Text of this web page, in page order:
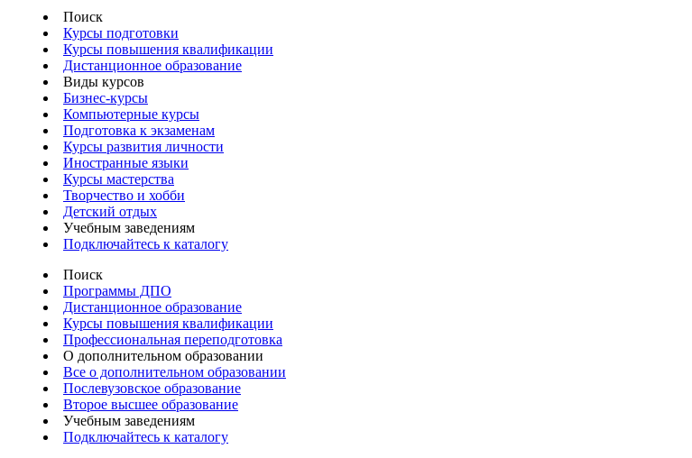
Поиск
Курсы подготовки
Курсы повышения квалификации
Дистанционное образование
Виды курсов
Бизнес-курсы
Компьютерные курсы
Подготовка к экзаменам
Курсы развития личности
Иностранные языки
Курсы мастерства
Творчество и хобби
Детский отдых
Учебным заведениям
Подключайтесь к каталогу
Поиск
Программы ДПО
Дистанционное образование
Курсы повышения квалификации
Профессиональная переподготовка
О дополнительном образовании
Все о дополнительном образовании
Послевузовское образование
Второе высшее образование
Учебным заведениям
Подключайтесь к каталогу